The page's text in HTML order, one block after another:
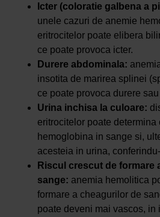
Icter (coloratie galbena a
unele cazuri de anemie
eritrocitelor poate elibera
ce poate provoca icter.
Durere abdominala:
insotita de marirea splinei
ce poate provoca durere
Urina inchisa la culoare:
eritrocitelor poate determina
hemoglobina in sange si,
acesteia in urina,
Riscul crescut de formare
sange: anemia hemolitica
formare a cheagurilor de
poate deveni mai vascos, in